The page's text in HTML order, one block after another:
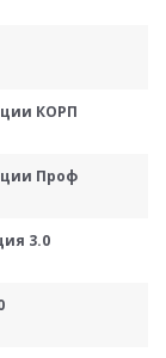
КОРП
Проф
3.0